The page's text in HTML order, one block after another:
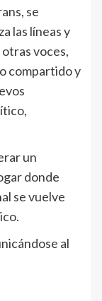
se
las líneas y
voces,
compartido y
un
donde
se vuelve
al